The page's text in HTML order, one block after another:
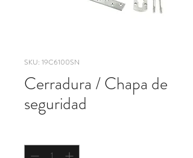
SKU: 19C6100SN
Cerradura / Chapa de
seguridad